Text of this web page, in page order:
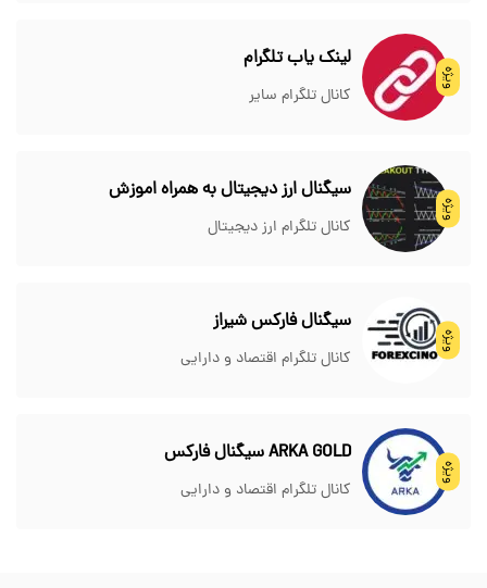
ویژه
لینک یاب تلگرام
کانال تلگرام سایر
ویژه
سیگنال ارز دیجیتال به همراه اموزش
کانال تلگرام ارز دیجیتال
ویژه
سیگنال فارکس شیراز
کانال تلگرام اقتصاد و دارایی
ویژه
ARKA GOLD سیگنال فارکس
کانال تلگرام اقتصاد و دارایی